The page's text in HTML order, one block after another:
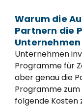
Warum die
Partnern die
Unternehmen
Programme für
aber genau die
Programme
folgende Kosten